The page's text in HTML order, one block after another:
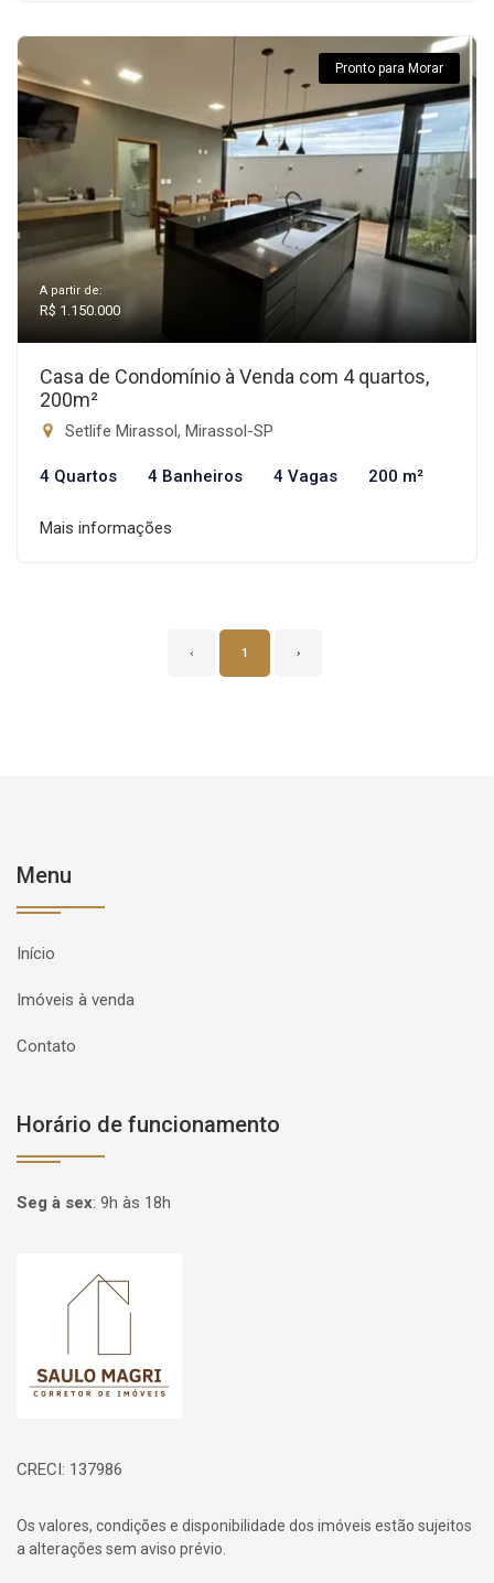
Pronto para Morar
A partir de:
R$ 1.150.000
Casa de Condomínio à Venda com 4 quartos,
200m²
Setlife Mirassol, Mirassol-SP
4 Quartos 4 Banheiros 4 Vagas 200 m²
Mais informações
‹ 1 ›
Menu
Início
Imóveis à venda
Contato
Horário de funcionamento
Seg à sex: 9h às 18h
Página inicial
CRECI: 137986
Os valores, condições e disponibilidade dos imóveis estão sujeitos
a alterações sem aviso prévio.